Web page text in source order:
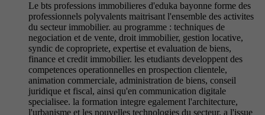
Le bts professions immobilieres d'eduka bayonne forme des
professionnels polyvalents maitrisant l'ensemble des activites
du secteur immobilier. au programme : techniques de
negociation et de vente, droit immobilier, gestion locative,
syndic de copropriete, expertise et evaluation de biens,
finance et credit immobilier. les etudiants developpent des
competences operationnelles en prospection clientele,
animation commerciale, administration de biens, conseil
juridique et fiscal, ainsi qu'en communication digitale
specialisee. la formation integre egalement l'architecture,
l'urbanisme et les nouvelles technologies du secteur. a l'issue